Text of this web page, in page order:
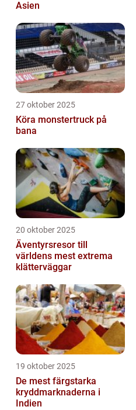
Asien
27 oktober 2025
Köra monstertruck på
bana
20 oktober 2025
Äventyrsresor till
världens mest extrema
klätterväggar
19 oktober 2025
De mest färgstarka
kryddmarknaderna i
Indien